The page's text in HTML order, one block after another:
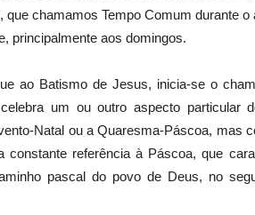
que chamamos Tempo Comum durante
principalmente aos domingos.
Batismo de Jesus, inicia-se o
um ou outro aspecto particular
Natal ou a Quaresma-Páscoa, mas
constante referência à Páscoa, que
pascal do povo de Deus, no